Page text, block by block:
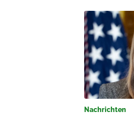
Nachrichten